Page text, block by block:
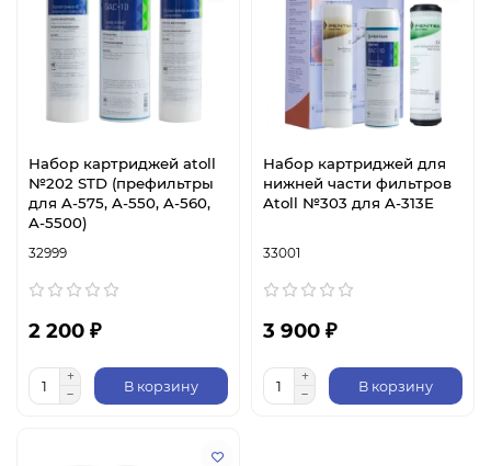
Набор картриджей atoll
№202 STD (префильтры
для A-575, A-550, A-560,
A-5500)
32999
2 200 ₽
В корзину
Набор картриджей для
нижней части фильтров
Atoll №303 для A-313E
33001
3 900 ₽
В корзину